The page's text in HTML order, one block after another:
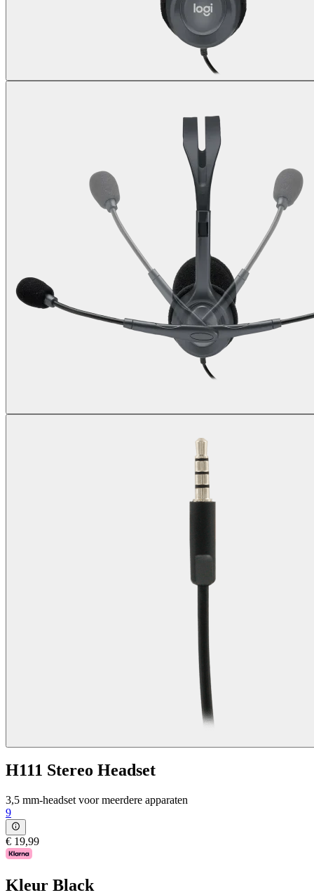
H111 Stereo Headset
3,5 mm-headset voor meerdere apparaten
9
€ 19,99
Kleur Black